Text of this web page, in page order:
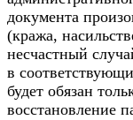
документа
(кража,
несчастный
в
будет обязан
восстановление